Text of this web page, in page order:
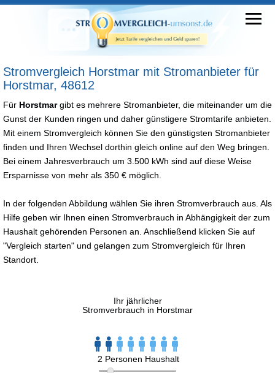
Stromvergleich Horstmar mit Stromanbieter für
Horstmar, 48612
Für Horstmargibt es mehrere Stromanbieter, die miteinander um die
Gunst der Kunden ringen und daher günstigere Stromtarife anbieten.
Mit einem Stromvergleich können Sie den günstigsten Stromanbieter
finden und Ihren Wechsel dorthin gleich online auf den Weg bringen.
Bei einem Jahresverbrauch um 3.500 kWh sind auf diese Weise
Ersparnisse von mehr als 350 € möglich.
In der folgenden Abbildung wählen Sie ihren Stromverbrauch aus. Als
Hilfe geben wir Ihnen einen Stromverbrauch in Abhängigkeit der zum
Haushalt gehörenden Personen an. Anschließend klicken Sie auf
"Vergleich starten" und gelangen zum Stromvergleich für Ihren
Standort.
Ihr jährlicher
Stromverbrauch in Horstmar
2 Personen Haushalt